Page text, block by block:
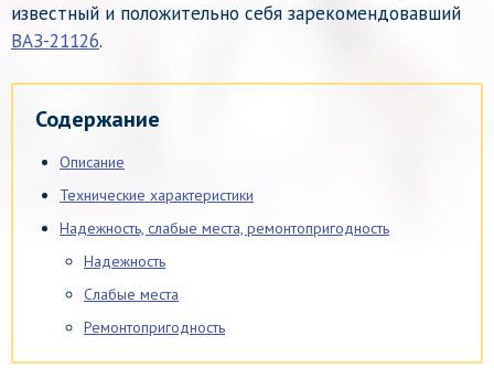
известный и положительно себя зарекомендовавший
ВАЗ-21126.
Содержание
Описание
Технические характеристики
Надежность, слабые места, ремонтопригодность
Надежность
Слабые места
Ремонтопригодность